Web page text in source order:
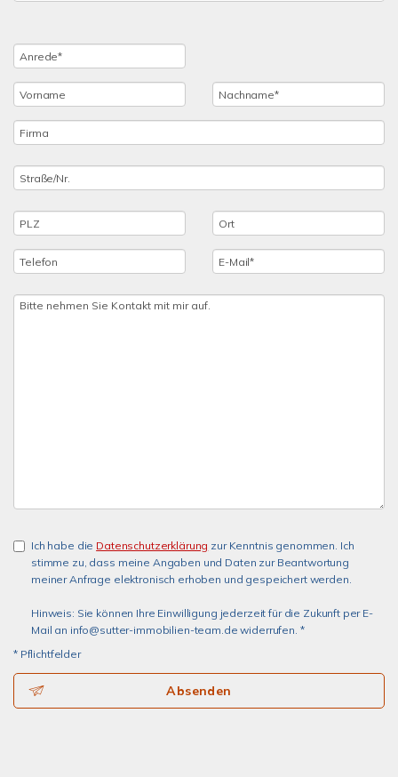
Ich habe die Datenschutzerklärung zur Kenntnis genommen. Ich
stimme zu, dass meine Angaben und Daten zur Beantwortung
meiner Anfrage elektronisch erhoben und gespeichert werden.
Hinweis: Sie können Ihre Einwilligung jederzeit für die Zukunft per E-
Mail an info@sutter-immobilien-team.de widerrufen. *
* Pflichtfelder
Absenden